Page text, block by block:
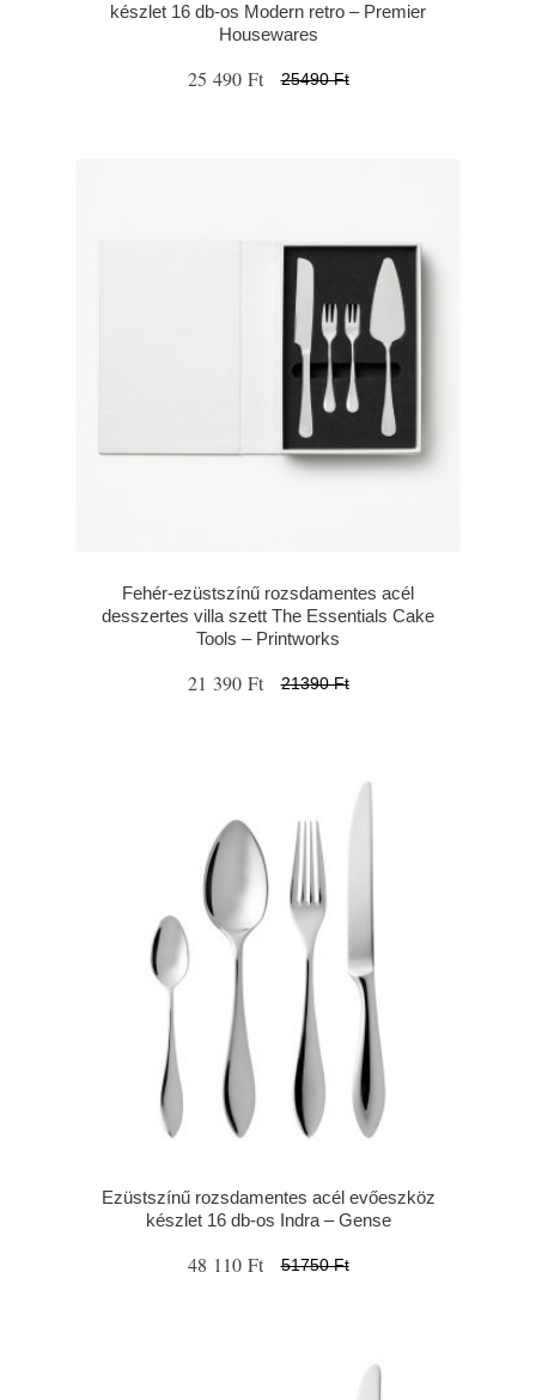
készlet 16 db-os Modern retro – Premier
Housewares
25 490 Ft 25490 Ft
Fehér-ezüstszínű rozsdamentes acél
desszertes villa szett The Essentials Cake
Tools – Printworks
21 390 Ft 21390 Ft
Ezüstszínű rozsdamentes acél evőeszköz
készlet 16 db-os Indra – Gense
48 110 Ft 51750 Ft